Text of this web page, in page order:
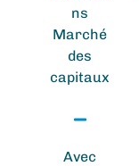
ns
Marché
des
capitaux
Avec